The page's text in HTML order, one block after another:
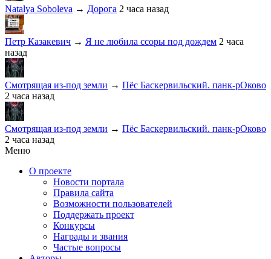
Natalya Soboleva → Дорога 2 часа назад
Петр Казакевич → Я не любила ссоры под дождем 2 часа
назад
Смотрящая из-под земли → Пёс Баскервильский. панк-рОково
2 часа назад
Смотрящая из-под земли → Пёс Баскервильский. панк-рОково
2 часа назад
Меню
О проекте
Новости портала
Правила сайта
Возможности пользователей
Поддержать проект
Конкурсы
Награды и звания
Частые вопросы